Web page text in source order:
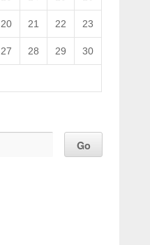
20 21 22 23
27 28 29 30